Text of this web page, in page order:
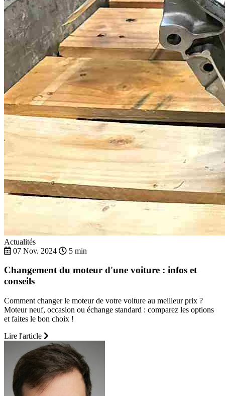
Actualités
07 Nov. 2024
5 min
Changement du moteur d'une voiture : infos et
conseils
Comment changer le moteur de votre voiture au meilleur prix ?
Moteur neuf, occasion ou échange standard : comparez les options
et faites le bon choix !
Lire l'article